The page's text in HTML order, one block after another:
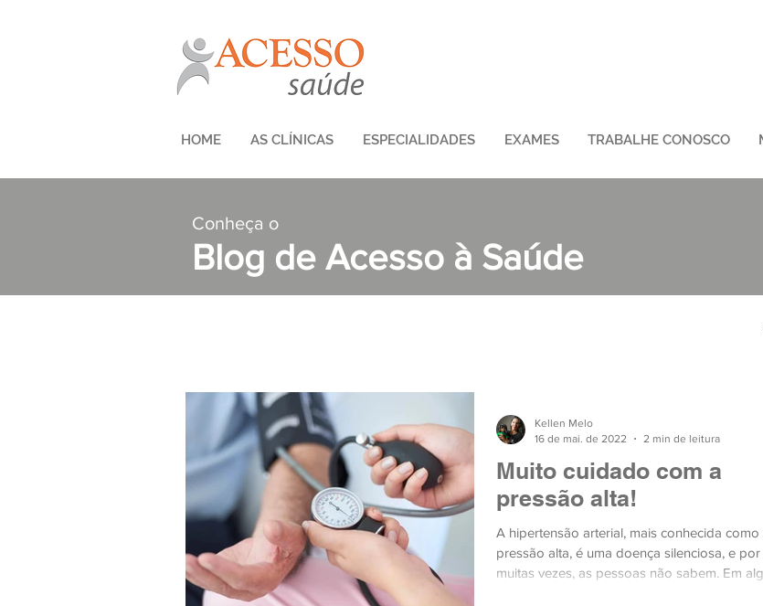
HOME AS CLÍNICAS ESPECIALIDADES EXAMES TRABALHE CONOSCO
Conheça o
Blog de Acesso à Saúde
Muito cuidado com a
pressão alta!
A hipertensão arterial, mais conhecida como
pressão alta, é uma doença silenciosa, e por
muitas vezes, as pessoas não sabem. Em alg
Kellen Melo
16 de mai. de 2022
2 min de leitura